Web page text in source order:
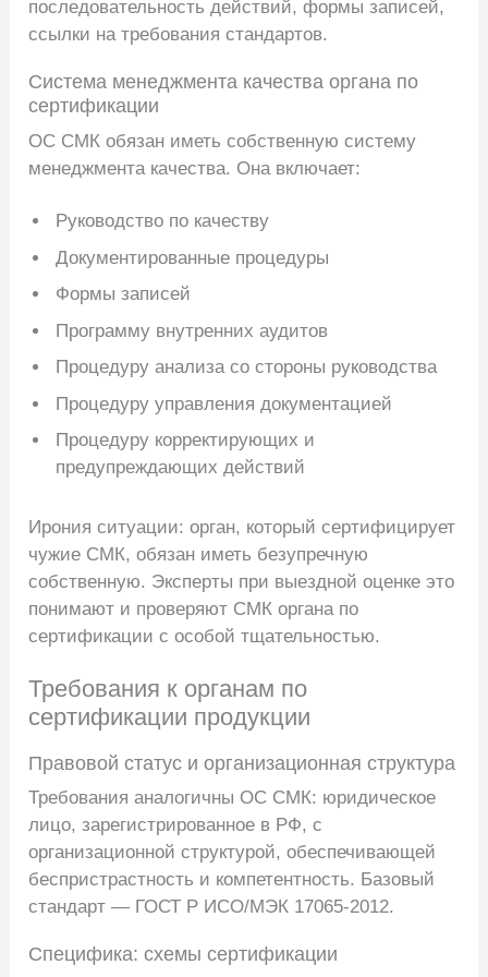
последовательность действий, формы записей,
ссылки на требования стандартов.
Система менеджмента качества органа по
сертификации
ОС СМК обязан иметь собственную систему
менеджмента качества. Она включает:
Руководство по качеству
Документированные процедуры
Формы записей
Программу внутренних аудитов
Процедуру анализа со стороны руководства
Процедуру управления документацией
Процедуру корректирующих и
предупреждающих действий
Ирония ситуации: орган, который сертифицирует
чужие СМК, обязан иметь безупречную
собственную. Эксперты при выездной оценке это
понимают и проверяют СМК органа по
сертификации с особой тщательностью.
Требования к органам по
сертификации продукции
Правовой статус и организационная структура
Требования аналогичны ОС СМК: юридическое
лицо, зарегистрированное в РФ, с
организационной структурой, обеспечивающей
беспристрастность и компетентность. Базовый
стандарт — ГОСТ Р ИСО/МЭК 17065-2012.
Специфика: схемы сертификации